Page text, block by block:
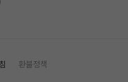
환불정책